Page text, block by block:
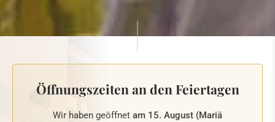
Öffnungszeiten an den Feiertagen
Wir haben geöffnet am 15. August (Mariä